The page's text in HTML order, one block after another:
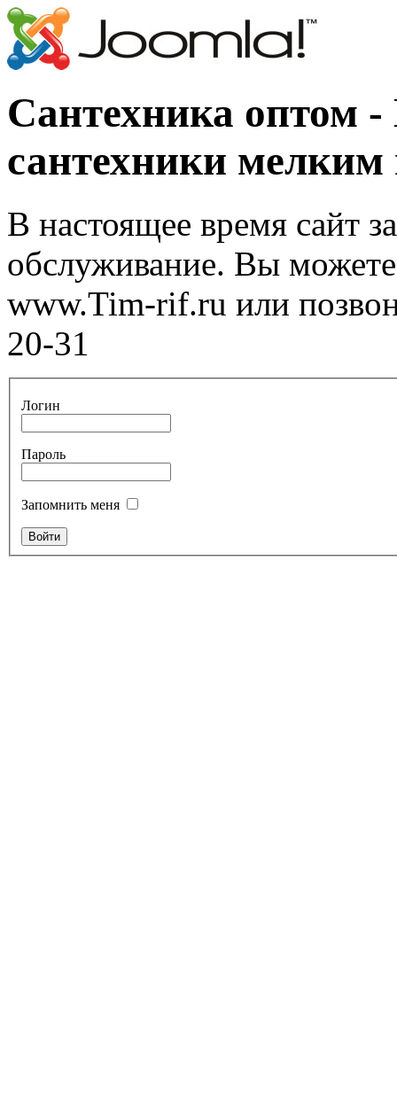
Сантехника оптом
сантехники
В настоящее время сайт
обслуживание. Вы можете
www.Tim-rif.ru или
20-31
Логин
Пароль
Запомнить меня